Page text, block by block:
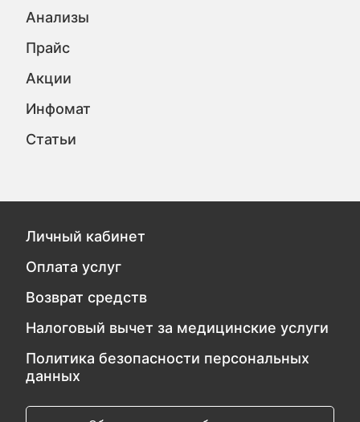
Анализы
Прайс
Акции
Инфомат
Статьи
Личный кабинет
Оплата услуг
Возврат средств
Налоговый вычет за медицинские услуги
Политика безопасности персональных
данных